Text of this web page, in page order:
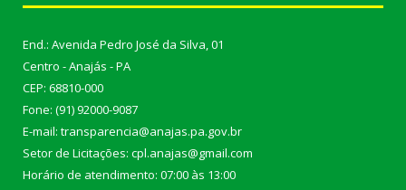
End.: Avenida Pedro José da Silva, 01
Centro - Anajás - PA
CEP: 68810-000
Fone: (91) 92000-9087
E-mail: transparencia@anajas.pa.gov.br
Setor de Licitações: cpl.anajas@gmail.com
Horário de atendimento: 07:00 às 13:00